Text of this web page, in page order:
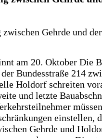
am 20. Oktober Die
Bundesstraße 214
Holdorf schreiten
und letzte
einstellen,
Gehrde und